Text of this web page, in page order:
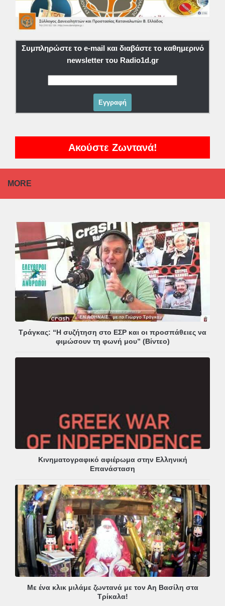
Συμπληρώστε το e-mail και διαβάστε το καθημερινό
newsletter του Radio1d.gr
Ακούστε Ζωντανά!
MORE
Τράγκας: “Η συζήτηση στο ΕΣΡ και οι προσπάθειες να
φιμώσουν τη φωνή μου” (Βίντεο)
Κινηματογραφικό αφιέρωμα στην Ελληνική
Επανάσταση
Με ένα κλικ μιλάμε ζωντανά με τον Αη Βασίλη στα
Τρίκαλα!